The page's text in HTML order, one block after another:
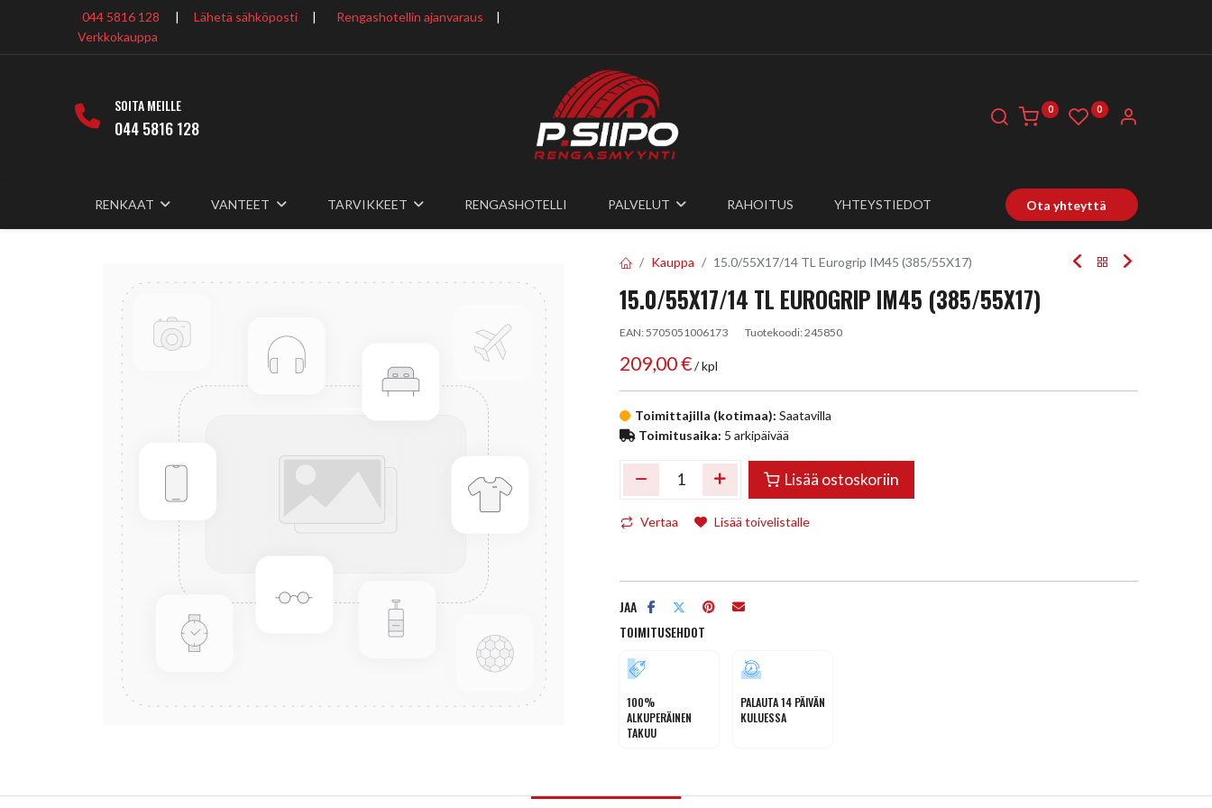
044 5816 128 | Lähetä sähköposti | Rengashotellin ajanvaraus
​ |
Verkkokauppa
SOITA MEILLE
044 5816 128
0 0
RENKAAT VANTEET TARVIKKEET RENGASHOTELLI PALVELUT RAHOITUS YHTEYSTIEDOT Ota yhteyttä
Kauppa 15.0/55X17/14 TL Eurogrip IM45 (385/55X17)
15.0/55X17/14 TL EUROGRIP IM45 (385/55X17)
EAN:5705051006173 Tuotekoodi:245850
209,00€/ kpl
Toimittajilla (kotimaa): Saatavilla
Toimitusaika: 5 arkipäivää
Lisää ostoskoriin
Vertaa Lisää toivelistalle
JAA
TOIMITUSEHDOT
100%
ALKUPERÄINEN
TAKUU
PALAUTA 14 PÄIVÄN
KULUESSA